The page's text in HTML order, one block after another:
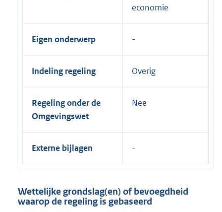
economie
Eigen onderwerp
Indeling regeling Overig
Regeling onder de
Omgevingswet
Nee
Externe bijlagen
Wettelijke grondslag(en) of bevoegdheid
waarop de regeling is gebaseerd